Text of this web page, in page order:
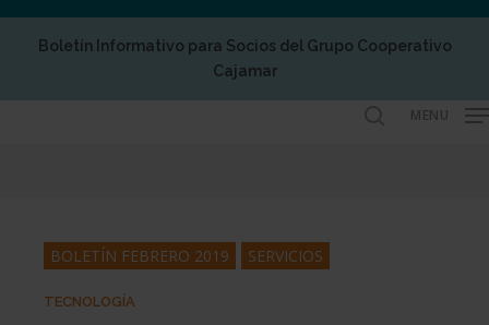
Boletín Informativo para Socios del Grupo Cooperativo
Cajamar
MENU
BOLETÍN FEBRERO 2019 SERVICIOS
TECNOLOGÍA